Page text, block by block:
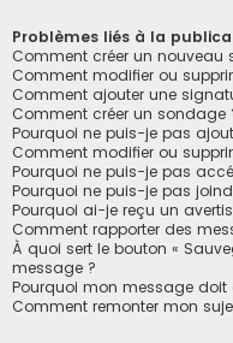
Problèmes liés à la
Comment créer un nouveau
Comment modifier ou
Comment ajouter une
Comment créer un sondage
Pourquoi ne puis-je pas
Comment modifier ou
Pourquoi ne puis-je pas
Pourquoi ne puis-je pas
Pourquoi ai-je reçu un
Comment rapporter des
À quoi sert le bouton «
message ?
Pourquoi mon message doit
Comment remonter mon